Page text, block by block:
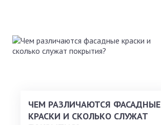
ЧЕМ РАЗЛИЧАЮТСЯ ФАСАДНЫЕ
КРАСКИ И СКОЛЬКО СЛУЖАТ